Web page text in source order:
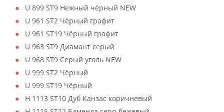
U 899 ST9 Нежный чёрный NEW
U 961 ST2 Чёрный графит
U 961 ST19 Чёрный графит
U 963 ST9 Диамант серый
U 968 ST9 Серый уголь NEW
U 999 ST2 Чёрный
U 999 ST19 Чёрный
H 1113 ST10 Дуб Канзас коричневый